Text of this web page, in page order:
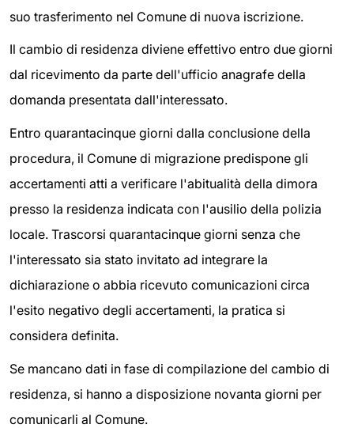
suo trasferimento nel Comune di nuova iscrizione.
Il cambio di residenza diviene effettivo entro due giorni
dal ricevimento da parte dell'ufficio anagrafe della
domanda presentata dall'interessato.
Entro quarantacinque giorni dalla conclusione della
procedura, il Comune di migrazione predispone gli
accertamenti atti a verificare l'abitualità della dimora
presso la residenza indicata con l'ausilio della polizia
locale. Trascorsi quarantacinque giorni senza che
l'interessato sia stato invitato ad integrare la
dichiarazione o abbia ricevuto comunicazioni circa
l'esito negativo degli accertamenti, la pratica si
considera definita.
Se mancano dati in fase di compilazione del cambio di
residenza, si hanno a disposizione novanta giorni per
comunicarli al Comune.